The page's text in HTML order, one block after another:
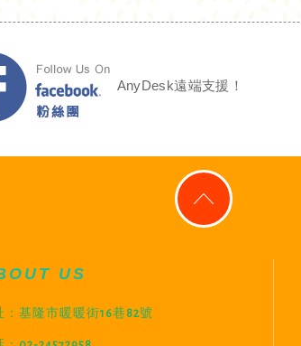
AnyDesk遠端支援！
US
：基隆市暖暖街16巷82號